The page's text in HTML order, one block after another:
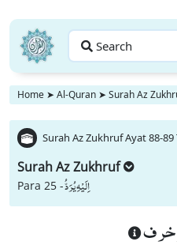
Search
Home ➤ Al-Quran ➤ Surah Az
Surah Az Zukhruf Ayat 88-
Surah Az Zukhruf
Para 25 -اِلَیْهِ یُرَدُّ